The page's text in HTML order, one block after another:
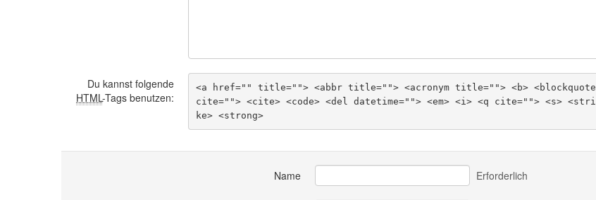
Du kannst folgende
HTML-Tags benutzen:
<a href="" title=""> <abbr title=""> <acronym title=""> <b> <blockquote
cite=""> <cite> <code> <del datetime=""> <em> <i> <q cite=""> <s> <stri
ke> <strong>
Name Erforderlich